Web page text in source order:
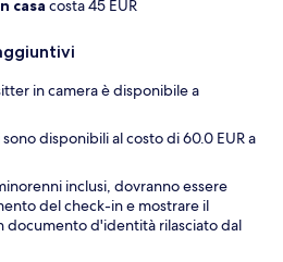
casa costa 45 EUR
in camera è disponibile a
disponibili al costo di 60.0 EUR a
inclusi, dovranno essere
del check-in e mostrare il
documento d'identità rilasciato dal